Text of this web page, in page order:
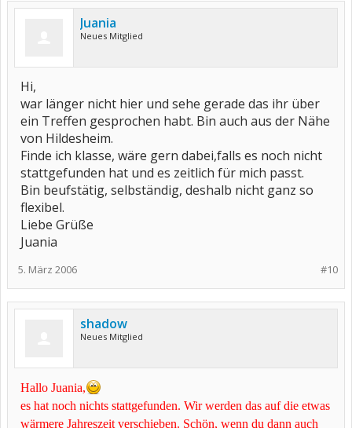
gemeinsam ein wenig herumlaufen. Wie auch immer, macht
Vorschläge,
ich hoffe, dass meine Erwiderung auch in Eurem Interesse ist,
Madita und shadow oder bin ich da etwa zu schnell vorgeprescht?
JMCL
Juania
Neues Mitglied
Hi,
war länger nicht hier und sehe gerade das ihr über
ein Treffen gesprochen habt. Bin auch aus der Nähe
von Hildesheim.
Finde ich klasse, wäre gern dabei,falls es noch nicht
stattgefunden hat und es zeitlich für mich passt.
Bin beufstätig, selbständig, deshalb nicht ganz so
flexibel.
Liebe Grüße
Juania
#10
5. März 2006
shadow
Neues Mitglied
Hallo Juania,
es hat noch nichts stattgefunden. Wir werden das auf die etwas
wärmere Jahreszeit verschieben. Schön, wenn du dann auch